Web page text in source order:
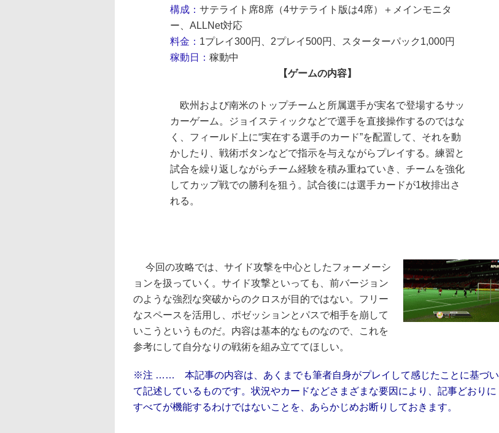
構成： サテライト席8席（4サテライト版は4席）＋メインモニタ
ー、ALLNet対応
料金： 1プレイ300円、2プレイ500円、スターターパック1,000円
稼動日： 稼動中
【ゲームの内容】
欧州および南米のトップチームと所属選手が実名で登場するサッ
カーゲーム。ジョイスティックなどで選手を直接操作するのではな
く、フィールド上に“実在する選手のカード”を配置して、それを動
かしたり、戦術ボタンなどで指示を与えながらプレイする。練習と
試合を繰り返しながらチーム経験を積み重ねていき、チームを強化
してカップ戦での勝利を狙う。試合後には選手カードが1枚排出さ
れる。
今回の攻略では、サイド攻撃を中心としたフォーメーシ
ョンを扱っていく。サイド攻撃といっても、前バージョン
のような強烈な突破からのクロスが目的ではない。フリー
なスペースを活用し、ポゼッションとパスで相手を崩して
いこうというものだ。内容は基本的なものなので、これを
参考にして自分なりの戦術を組み立ててほしい。
※注 …… 本記事の内容は、あくまでも筆者自身がプレイして感じたことに基づい
て記述しているものです。状況やカードなどさまざまな要因により、記事どおりに
すべてが機能するわけではないことを、あらかじめお断りしておきます。